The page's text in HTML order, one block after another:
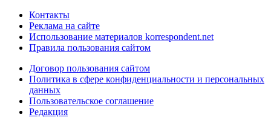
Контакты
Реклама на сайте
Использование материалов korrespondent.net
Правила пользования сайтом
Договор пользования сайтом
Политика в сфере конфиденциальности и персональных
данных
Пользовательское соглашение
Редакция